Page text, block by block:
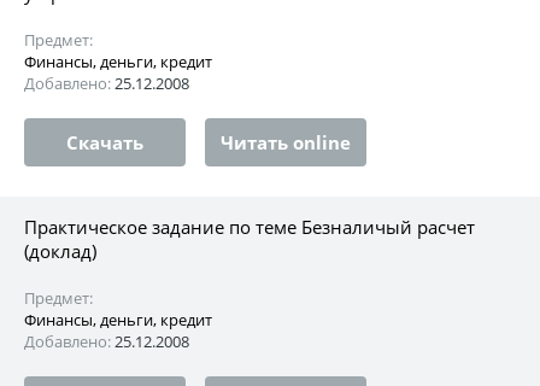
Предмет:
Финансы, деньги, кредит
Добавлено:25.12.2008
Скачать Читать online
Практическое задание по теме Безналичый расчет
(доклад)
Предмет:
Финансы, деньги, кредит
Добавлено:25.12.2008